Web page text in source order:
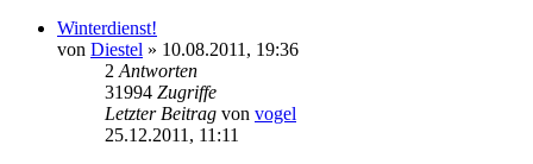
Winterdienst!
von Diestel » 10.08.2011, 19:36
2 Antworten
31994 Zugriffe
Letzter Beitrag von vogel
25.12.2011, 11:11